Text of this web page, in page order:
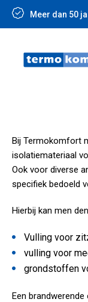
Meer dan 50
Bij Termokomfort
isolatiemateriaal
Ook voor diverse
specifiek bedoeld
Hierbij kan men
Vulling voor
vulling voor
grondstoffen
Een